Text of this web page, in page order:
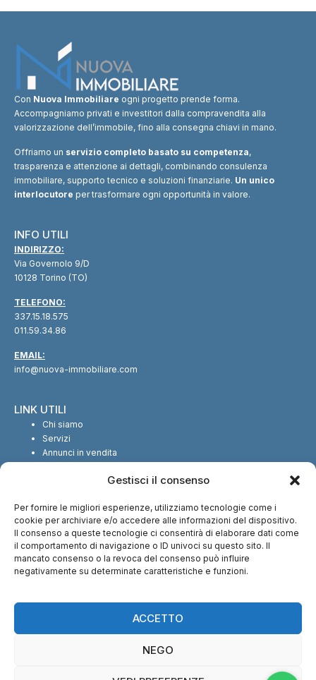
Gestisci il consenso
Per fornire le migliori esperienze, utilizziamo tecnologie come i
cookie per archiviare e/o accedere alle informazioni del dispositivo.
Il consenso a queste tecnologie ci consentirà di elaborare dati come
il comportamento di navigazione o ID univoci su questo sito. Il
mancato consenso o la revoca del consenso può influire
negativamente su determinate caratteristiche e funzioni.
ACCETTO
NEGO
Con Nuova Immobiliare ogni progetto prende forma.
Accompagniamo privati e investitori dalla compravendita alla
valorizzazione dell’immobile, fino alla consegna chiavi in mano.
Offriamo un servizio completo basato su competenza,
trasparenza e attenzione ai dettagli, combinando consulenza
immobiliare, supporto tecnico e soluzioni finanziarie. Un unico
interlocutore per trasformare ogni opportunità in valore.
INFO UTILI
INDIRIZZO:
Via Governolo 9/D
10128 Torino (TO)
TELEFONO:
337.15.18.575
011.59.34.86
EMAIL:
info@nuova-immobiliare.com
LINK UTILI
Chi siamo
Servizi
Annunci in vendita
SEGUICI SUI SOCIAL
CI TROVI ANCHE SU: